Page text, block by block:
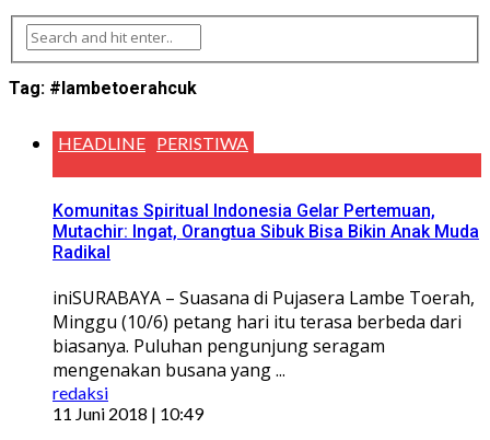
Tag: #lambetoerahcuk
HEADLINE PERISTIWA
Komunitas Spiritual Indonesia Gelar Pertemuan,
Mutachir: Ingat, Orangtua Sibuk Bisa Bikin Anak Muda
Radikal
iniSURABAYA – Suasana di Pujasera Lambe Toerah,
Minggu (10/6) petang hari itu terasa berbeda dari
biasanya. Puluhan pengunjung seragam
mengenakan busana yang ...
redaksi
11 Juni 2018 | 10:49